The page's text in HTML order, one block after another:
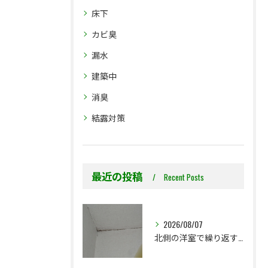
床下
カビ臭
漏水
建築中
消臭
結露対策
最近の投稿 Recent Posts
2026/08/07